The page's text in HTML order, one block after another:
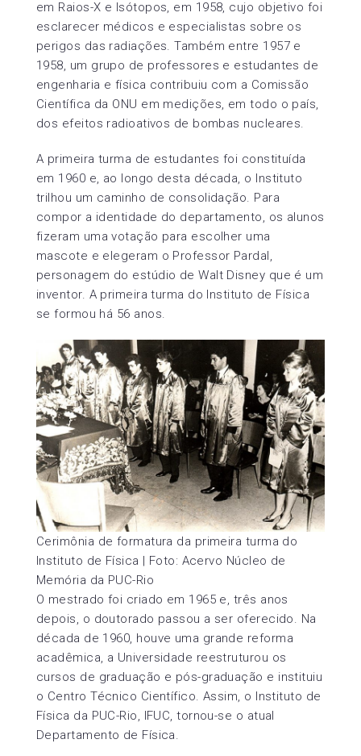
em Raios-X e Isótopos, em 1958, cujo objetivo foi
esclarecer médicos e especialistas sobre os
perigos das radiações. Também entre 1957 e
1958, um grupo de professores e estudantes de
engenharia e física contribuiu com a Comissão
Científica da ONU em medições, em todo o país,
dos efeitos radioativos de bombas nucleares.
A primeira turma de estudantes foi constituída
em 1960 e, ao longo desta década, o Instituto
trilhou um caminho de consolidação. Para
compor a identidade do departamento, os alunos
fizeram uma votação para escolher uma
mascote e elegeram o Professor Pardal,
personagem do estúdio de Walt Disney que é um
inventor. A primeira turma do Instituto de Física
se formou há 56 anos.
Cerimônia de formatura da primeira turma do
Instituto de Física | Foto: Acervo Núcleo de
Memória da PUC-Rio
O mestrado foi criado em 1965 e, três anos
depois, o doutorado passou a ser oferecido. Na
década de 1960, houve uma grande reforma
acadêmica, a Universidade reestruturou os
cursos de graduação e pós-graduação e instituiu
o Centro Técnico Científico. Assim, o Instituto de
Física da PUC-Rio, IFUC, tornou-se o atual
Departamento de Física.